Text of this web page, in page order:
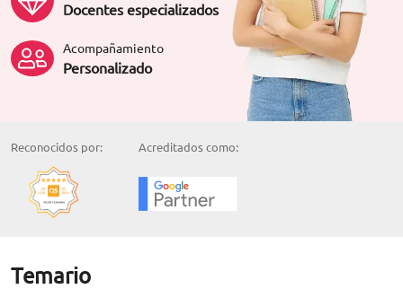
Docentes especializados
Acompañamiento
Personalizado
Reconocidos por: Acreditados como:
Temario